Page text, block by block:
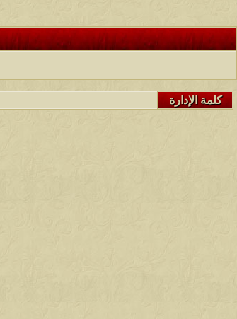
كلمة الإدارة